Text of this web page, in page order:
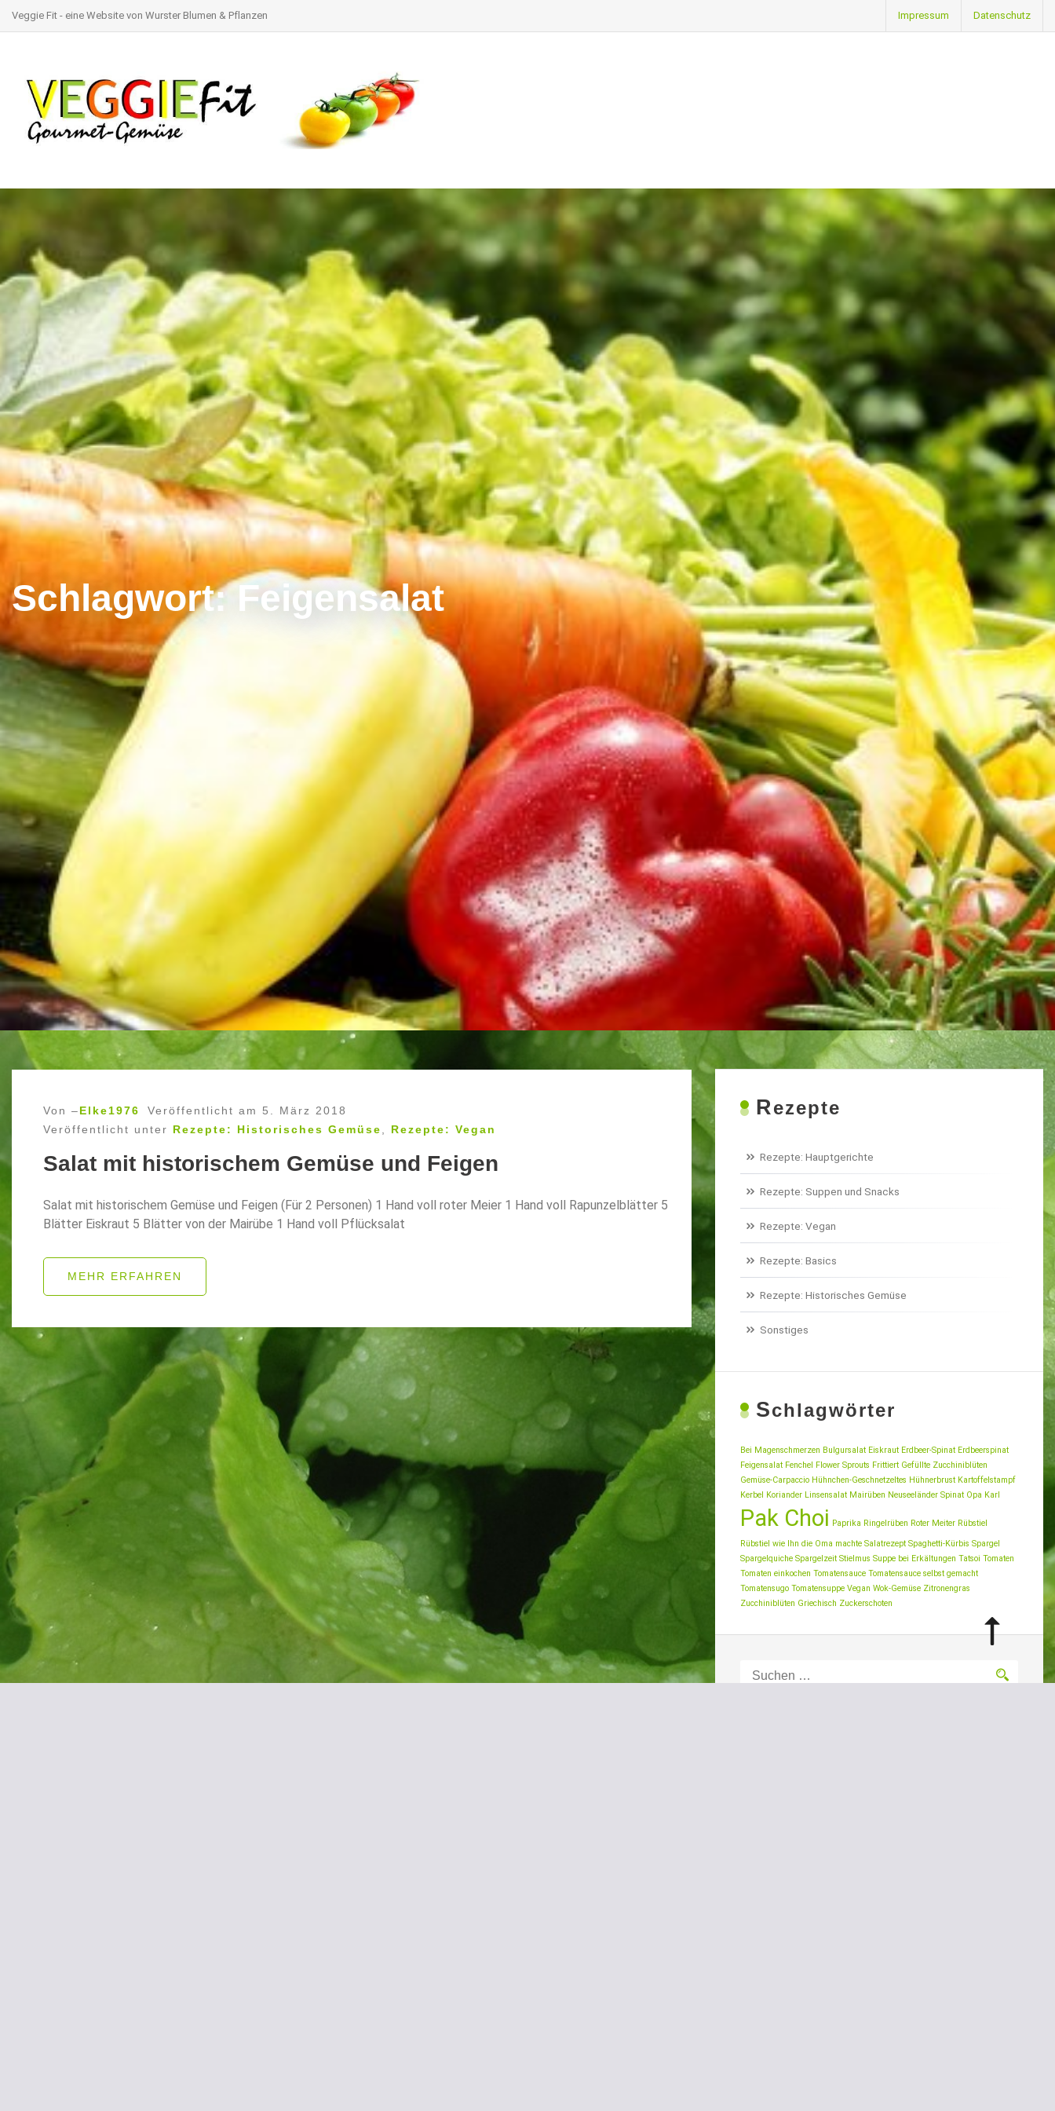
Veggie Fit - eine Website von Wurster Blumen & Pflanzen Datenschutz
Impressum
Schlagwort:Feigensalat
Von –Elke1976 Veröffentlicht am 5. März 2018
Veröffentlicht unter Rezepte: Historisches Gemüse Rezepte: Vegan
Salat mit historischem Gemüse und Feigen
Salat mit historischem Gemüse und Feigen (Für 2 Personen) 1 Hand voll roter Meier 1 Hand voll Rapunzelblätter 5
Blätter Eiskraut 5 Blätter von der Mairübe 1 Hand voll Pflücksalat
MEHR ERFAHREN
Rezepte
Rezepte: Hauptgerichte
Rezepte: Suppen und Snacks
Rezepte: Vegan
Rezepte: Basics
Rezepte: Historisches Gemüse
Sonstiges
Schlagwörter
Bei Magenschmerzen Bulgursalat Eiskraut Erdbeer-Spinat Erdbeerspinat
Feigensalat Fenchel Flower Sprouts Frittiert Gefüllte Zucchiniblüten
Gemüse-Carpaccio Hühnchen-Geschnetzeltes Hühnerbrust Kartoffelstampf
Kerbel Koriander Linsensalat Mairüben Neuseeländer Spinat Opa Karl
Pak Choi Paprika Ringelrüben Roter Meiter Rübstiel
Rübstiel wie Ihn die Oma machte Salatrezept Spaghetti-Kürbis Spargel
Spargelquiche Spargelzeit Stielmus Suppe bei Erkältungen Tatsoi Tomaten
Tomaten einkochen Tomatensauce Tomatensauce selbst gemacht
Tomatensugo Tomatensuppe Vegan Wok-Gemüse Zitronengras
Zucchiniblüten Griechisch Zuckerschoten
nach: